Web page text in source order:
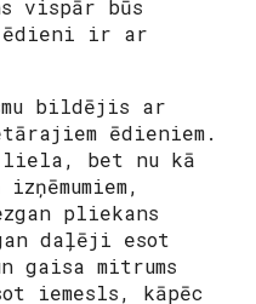
vispār būs
ēdieni ir ar
bildējis ar
ēdieniem.
liela, bet nu kā
pliekans
daļēji esot
gaisa mitrums
iemesls, kāpēc